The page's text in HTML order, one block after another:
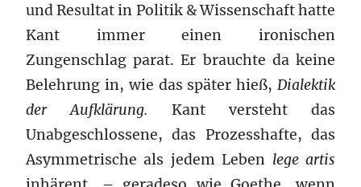
und Resultat in Politik & Wissenschaft hatte
Kant immer einen ironischen
Zungenschlag parat. Er brauchte da keine
Belehrung in, wie das später hieß, Dialektik
der Aufklärung. Kant versteht das
Unabgeschlossene, das Prozesshafte, das
Asymmetrische als jedem Leben lege artis